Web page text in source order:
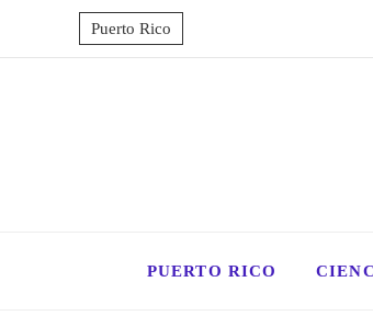
Puerto Rico
PUERTO RICO